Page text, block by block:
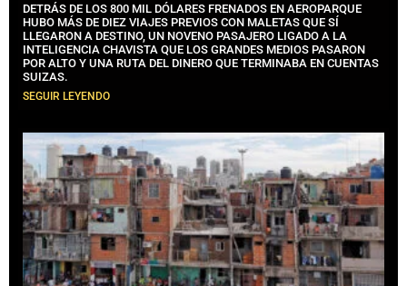
DETRÁS DE LOS 800 MIL DÓLARES FRENADOS EN AEROPARQUE
HUBO MÁS DE DIEZ VIAJES PREVIOS CON MALETAS QUE SÍ
LLEGARON A DESTINO, UN NOVENO PASAJERO LIGADO A LA
INTELIGENCIA CHAVISTA QUE LOS GRANDES MEDIOS PASARON
POR ALTO Y UNA RUTA DEL DINERO QUE TERMINABA EN CUENTAS
SUIZAS.
SEGUIR LEYENDO